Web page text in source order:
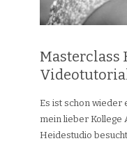
Masterclass
Es ist schon wieder
mein lieber Kollege
Heidestudio